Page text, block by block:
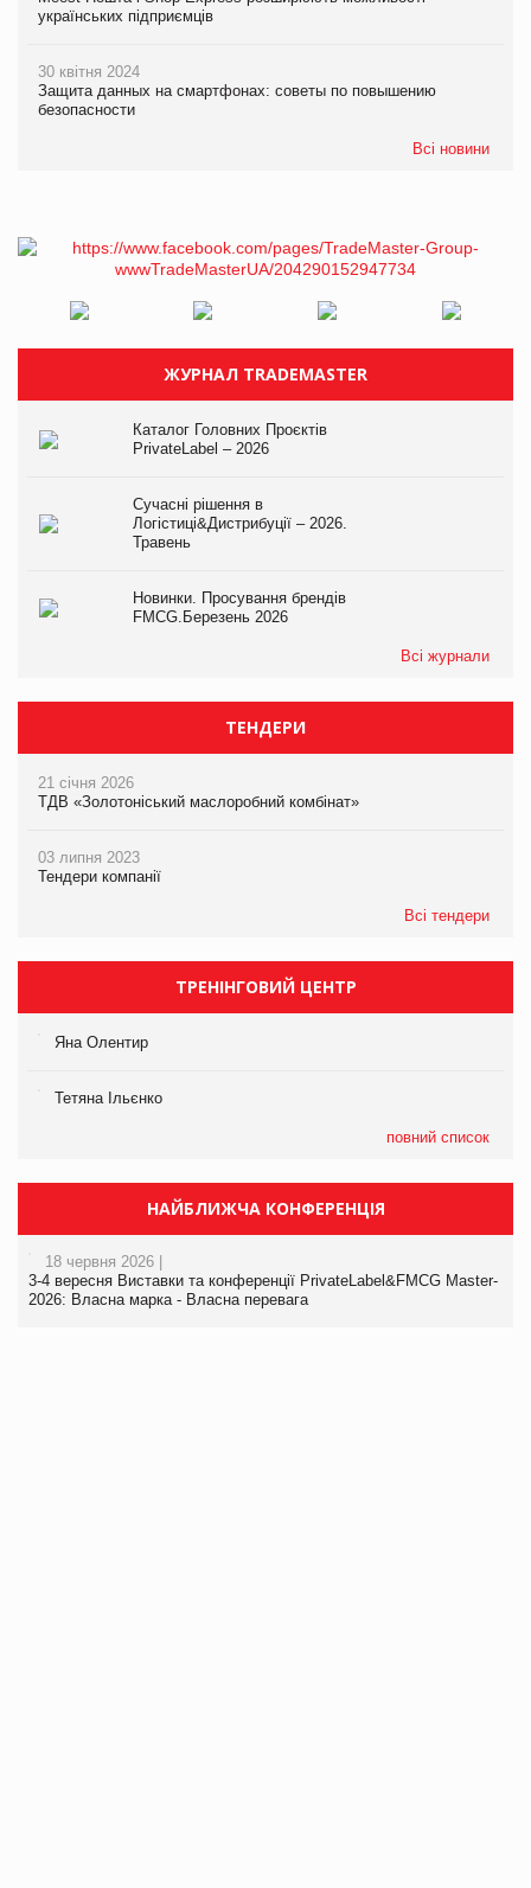
українських підприємців
30 квітня 2024
Защита данных на смартфонах: советы по повышению
безопасности
Всі новини
ЖУРНАЛ TRADEMASTER
Каталог Головних Проєктів
PrivateLabel – 2026
Сучасні рішення в
Логістиці&Дистрибуції – 2026.
Травень
Новинки. Просування брендів
FMCG.Березень 2026
Всі журнали
ТЕНДЕРИ
21 січня 2026
ТДВ «Золотоніський маслоробний комбінат»
03 липня 2023
Тендери компанії
Всі тендери
ТРЕНІНГОВИЙ ЦЕНТР
Яна Олентир
Тетяна Ільєнко
повний список
НАЙБЛИЖЧА КОНФЕРЕНЦІЯ
18 червня 2026 |
3-4 вересня Виставки та конференції PrivateLabel&FMCG Master-
2026: Власна марка - Власна перевага